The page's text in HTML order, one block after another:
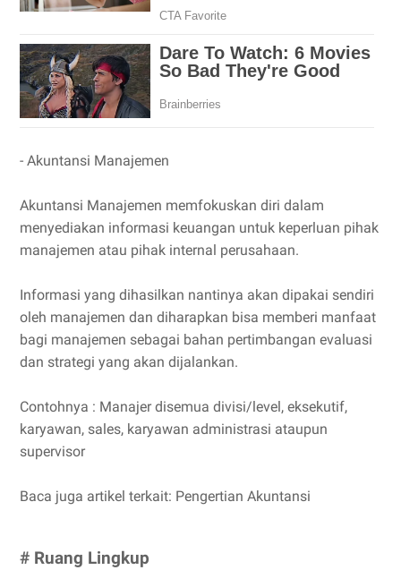
- Akuntansi Manajemen
Akuntansi Manajemen memfokuskan diri dalam
menyediakan informasi keuangan untuk keperluan pihak
manajemen atau pihak internal perusahaan.
Informasi yang dihasilkan nantinya akan dipakai sendiri
oleh manajemen dan diharapkan bisa memberi manfaat
bagi manajemen sebagai bahan pertimbangan evaluasi
dan strategi yang akan dijalankan.
Contohnya : Manajer disemua divisi/level, eksekutif,
karyawan, sales, karyawan administrasi ataupun
supervisor
Baca juga artikel terkait: Pengertian Akuntansi
# Ruang Lingkup